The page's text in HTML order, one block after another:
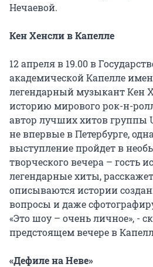
Нечаевой.
Кен Хенсли в Капелле
12 апреля в 19.00 в
академической Капелле
легендарный музыкант Кен
историю мирового рок-н-
автор лучших хитов группы
не впервые в Петербурге,
выступление пройдет в
творческого вечера – гость
легендарные хиты,
описываются истории
вопросы и даже
«Это шоу – очень личное», -
предстоящем вечере в
«Дефиле на Неве»